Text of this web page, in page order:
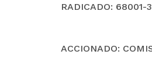
RADICADO:
ACCIONADO: